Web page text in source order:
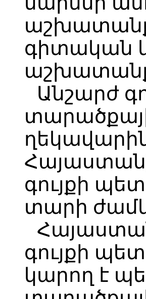
գիտական
Անշարժ
գույքի
տարի
գույքի
կարող է